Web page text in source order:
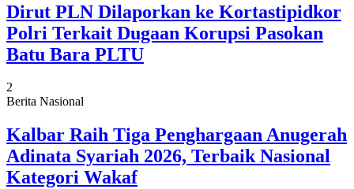
Dirut PLN Dilaporkan ke Kortastipidkor
Polri Terkait Dugaan Korupsi Pasokan
Batu Bara PLTU
2
Berita Nasional
Kalbar Raih Tiga Penghargaan Anugerah
Adinata Syariah 2026, Terbaik Nasional
Kategori Wakaf